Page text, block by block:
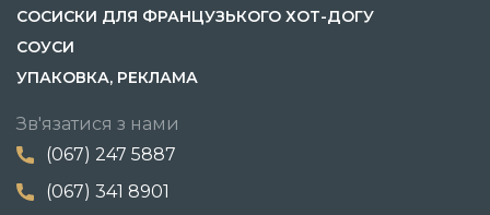
СОСИСКИ ДЛЯ ФРАНЦУЗЬКОГО ХОТ-ДОГУ
СОУСИ
УПАКОВКА, РЕКЛАМА
Зв'язатися з нами
(067) 247 5887
(067) 341 8901